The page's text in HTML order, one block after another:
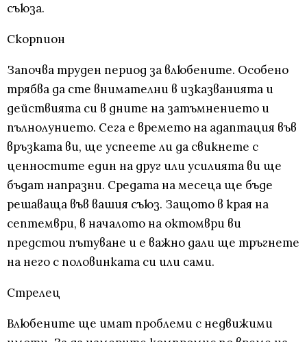
съюза.
Скорпион
Започва труден период за влюбените. Особено
трябва да сте внимателни в изказванията и
действията си в дните на затъмнението и
пълнолунието. Сега е времето на адаптация във
връзката ви, ще успеете ли да свикнете с
ценностите един на друг или усилията ви ще
бъдат напразни. Средата на месеца ще бъде
решаваща във вашия съюз. Защото в края на
септември, в началото на октомври ви
предстои пътуване и е важно дали ще тръгнете
на него с половинката си или сами.
Стрелец
Влюбените ще имат проблеми с недвижими